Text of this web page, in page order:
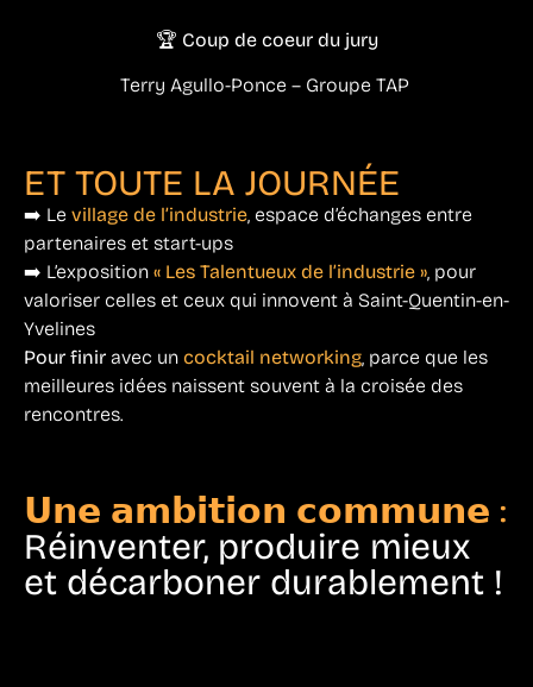
🏆 Coup de coeur du jury
Terry Agullo-Ponce – Groupe TAP
ET TOUTE LA JOURNÉE
➡️ Le village de l’industrie , espace d’échanges entre
partenaires et start-ups
➡️ L’exposition « Les Talentueux de l’industrie » , pour
valoriser celles et ceux qui innovent à Saint-Quentin-en-
Yvelines
Pour finir avec un cocktail networking , parce que les
meilleures idées naissent souvent à la croisée des
rencontres.
𝗨𝗻𝗲 𝗮𝗺𝗯𝗶𝘁𝗶𝗼𝗻 𝗰𝗼𝗺𝗺𝘂𝗻𝗲 :
Réinventer, produire mieux
et décarboner durablement !